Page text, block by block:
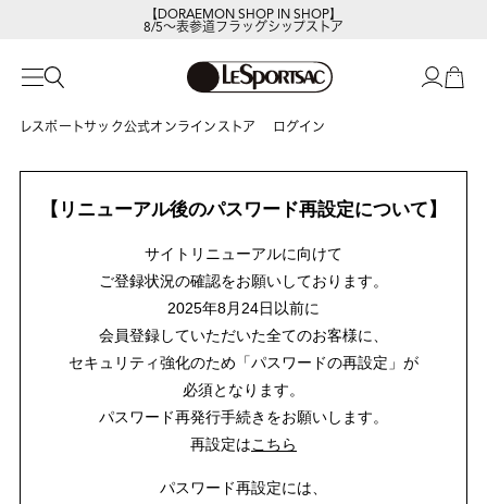
【DORAEMON SHOP IN SHOP】
8/5～表参道フラッグシップストア
レスポートサック公式オンラインストア ログイン
【リニューアル後のパスワード再設定について】
サイトリニューアルに向けて
ご登録状況の確認をお願いしております。
2025年8月24日以前に
会員登録していただいた全てのお客様に、
セキュリティ強化のため「パスワードの再設定」が
必須となります。
パスワード再発行手続きをお願いします。
再設定はこちら
パスワード再設定には、